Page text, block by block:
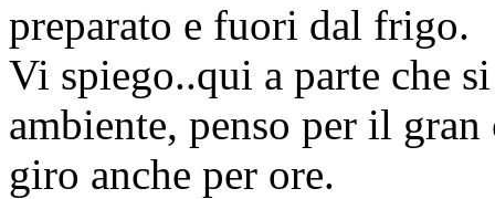
preparato e fuori dal frigo.
Vi spiego..qui a parte che
ambiente, penso per il
giro anche per ore.